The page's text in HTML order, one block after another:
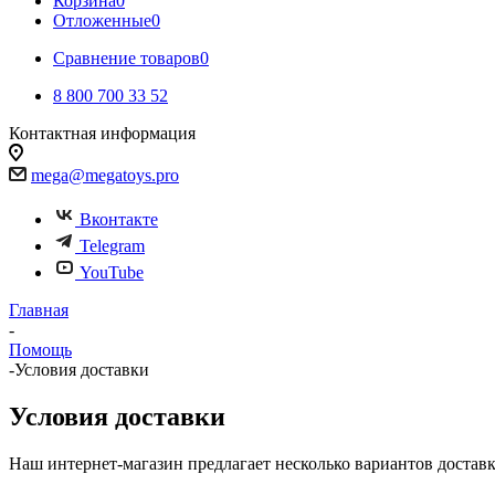
Отложенные0
Сравнение товаров0
8 800 700 33 52
Контактная информация
mega@megatoys.pro
Вконтакте
Telegram
YouTube
Главная
-
Помощь
-Условия доставки
Условия доставки
Наш интернет-магазин предлагает несколько вариантов